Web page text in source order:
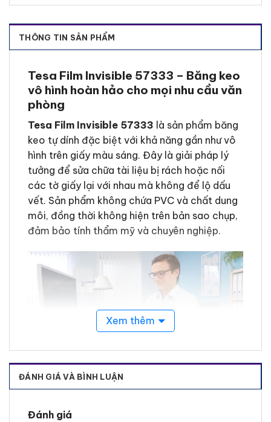
THÔNG TIN SẢN PHẨM
Tesa Film Invisible 57333 – Băng keo
vô hình hoàn hảo cho mọi nhu cầu văn
phòng
Tesa Film Invisible 57333 là sản phẩm băng
keo tự dính đặc biệt với khả năng gần như vô
hình trên giấy màu sáng. Đây là giải pháp lý
tưởng để sửa chữa tài liệu bị rách hoặc nối
các tờ giấy lại với nhau mà không để lộ dấu
vết. Sản phẩm không chứa PVC và chất dung
môi, đồng thời không hiện trên bản sao chụp,
đảm bảo tính thẩm mỹ và chuyên nghiệp.
Tính năng nổi bật
Vô hình hoàn hảo:
Xem thêm
ĐÁNH GIÁ VÀ BÌNH LUẬN
Đánh giá